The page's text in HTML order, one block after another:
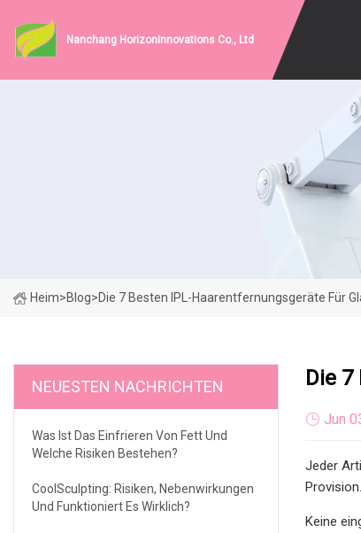
Nanchang HorizonInnovations Co., Ltd
Heim>Blog>Die 7 Besten IPL-Haarentfernungsgeräte Für
NEUESTEN NACHRICHTEN
Was Ist Das Einfrieren Von Fett Und
Welche Risiken Bestehen?
CoolSculpting: Risiken, Nebenwirkungen
Und Funktioniert Es Wirklich?
Die
Jun
Jeder
Provision.
Keine